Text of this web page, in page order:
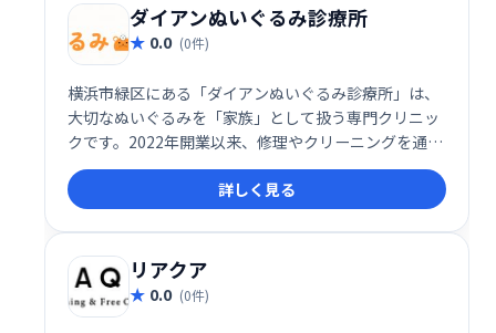
ダイアンぬいぐるみ診療所
0.0 (0件)
横浜市緑区にある「ダイアンぬいぐるみ診療所」は、
大切なぬいぐるみを「家族」として扱う専門クリニッ
クです。2022年開業以来、修理やクリーニングを通じ
て、ぬいぐるみへの愛情深いケアを提供しています。
ぬいぐるみを愛するスタッフが、丁寧な診察と治療
で、ぬいぐるみの健康と幸せを守ります。 大切なぬい
ぐるみのお困りごとがあれば、ぜひご相談ください。
詳しく見る
リアクア
0.0 (0件)